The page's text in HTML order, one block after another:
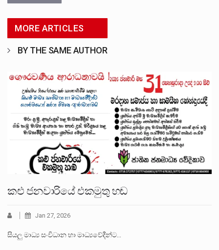
MORE ARTICLES
BY THE SAME AUTHOR
කළු ජනවාරියේ එකමුතු හඬ
Jan 27, 2026
සියලු මාධ්‍ය සංවිධාන හා මාධ්‍යවේදීන්ට…